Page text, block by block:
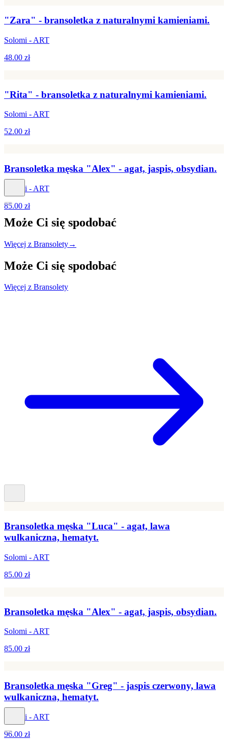
"Zara" - bransoletka z naturalnymi kamieniami.
Solomi - ART
48.00 zł
"Rita" - bransoletka z naturalnymi kamieniami.
Solomi - ART
52.00 zł
Bransoletka męska "Alex" - agat, jaspis, obsydian.
Solomi - ART
85.00 zł
Może Ci się spodobać
Więcej z Bransolety→
Może Ci się spodobać
Więcej z Bransolety
Bransoletka męska "Luca" - agat, lawa
wulkaniczna, hematyt.
Solomi - ART
85.00 zł
Bransoletka męska "Alex" - agat, jaspis, obsydian.
Solomi - ART
85.00 zł
Bransoletka męska "Greg" - jaspis czerwony, lawa
wulkaniczna, hematyt.
Solomi - ART
96.00 zł